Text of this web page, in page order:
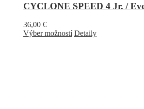
CYCLONE SPEED 4 Jr. /
36,00 €
Výber možností Detaily